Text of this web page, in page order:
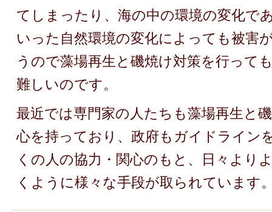
てしまったり、海の中の環境の変化で
いった自然環境の変化によっても被害
うので藻場再生と磯焼け対策を行って
難しいのです。
最近では専門家の人たちも藻場再生と
心を持っており、政府もガイドライン
くの人の協力・関心のもと、日々より
くように様々な手段が取られています